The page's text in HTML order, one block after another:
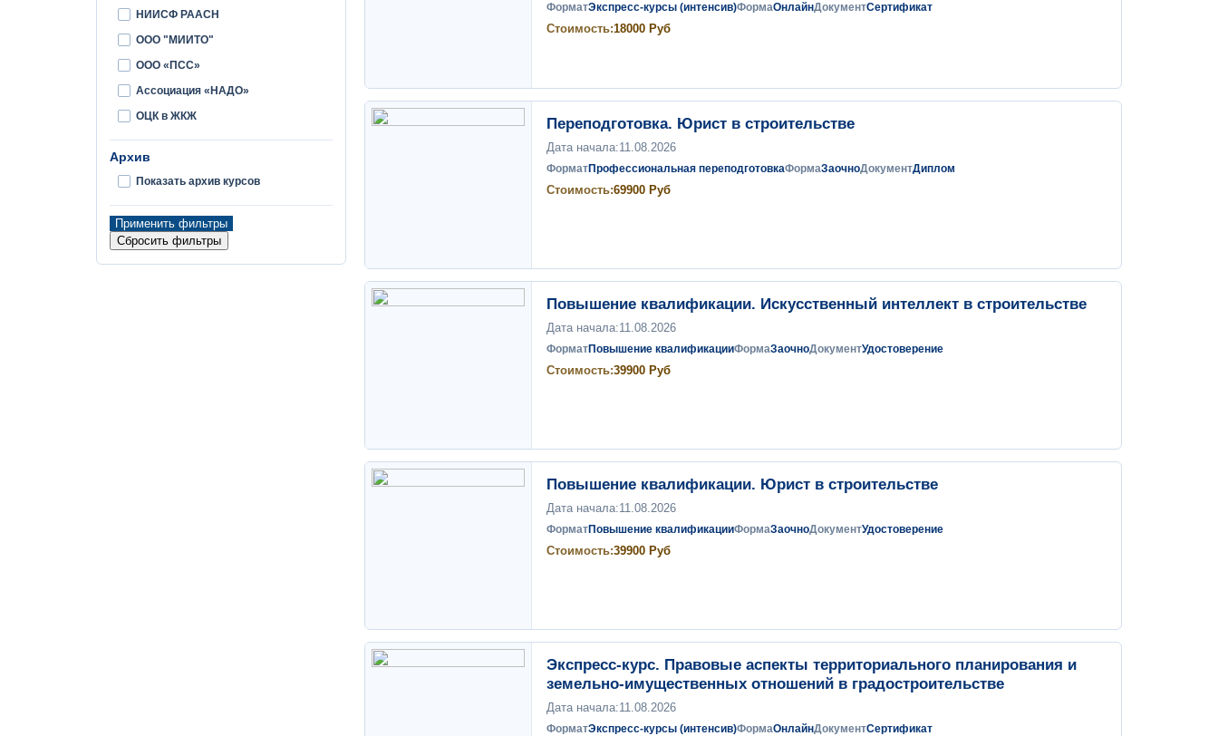
НИИСФ РААСН
ООО "МИИТО"
ООО «ПСС»
Ассоциация «НАДО»
ОЦК в ЖКЖ
Архив
Показать архив курсов
Применить фильтры
Сбросить фильтры
ФорматЭкспресс-курсы (интенсив)ФормаОнлайнДокументСертификат
Стоимость:18000 Руб
Переподготовка. Юрист в строительстве
Дата начала:11.08.2026
ФорматПрофессиональная переподготовкаФормаЗаочноДокументДиплом
Стоимость:69900 Руб
Повышение квалификации. Искусственный интеллект в строительстве
Дата начала:11.08.2026
ФорматПовышение квалификацииФормаЗаочноДокументУдостоверение
Стоимость:39900 Руб
Повышение квалификации. Юрист в строительстве
Дата начала:11.08.2026
ФорматПовышение квалификацииФормаЗаочноДокументУдостоверение
Стоимость:39900 Руб
Экспресс-курс. Правовые аспекты территориального планирования и
земельно-имущественных отношений в градостроительстве
Дата начала:11.08.2026
ФорматЭкспресс-курсы (интенсив)ФормаОнлайнДокументСертификат